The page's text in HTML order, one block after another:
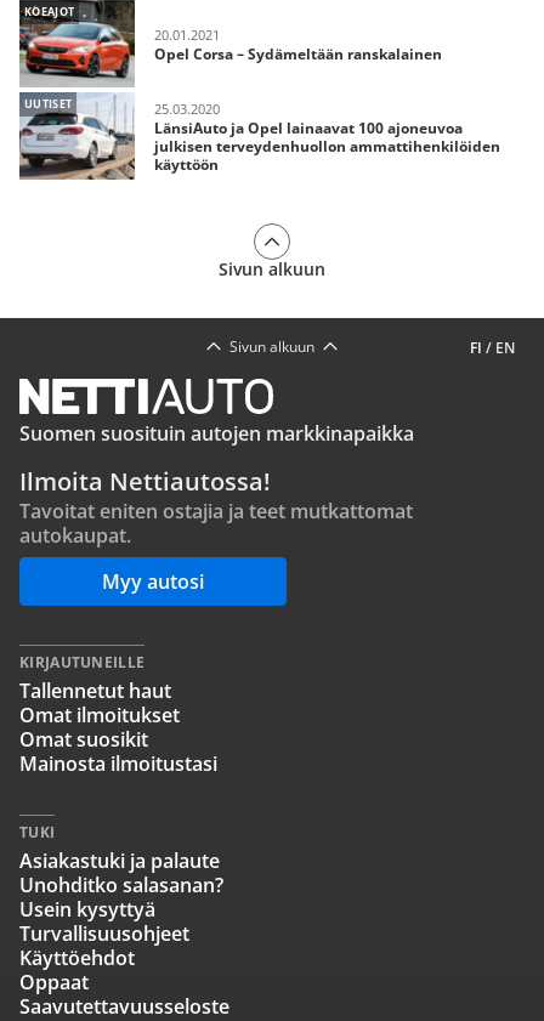
KOEAJOT
20.01.2021
Opel Corsa – Sydämeltään ranskalainen
UUTISET 25.03.2020
LänsiAuto ja Opel lainaavat 100 ajoneuvoa
julkisen terveydenhuollon ammattihenkilöiden
käyttöön
Sivun alkuun
FI / EN
Sivun alkuun
Suomen suosituin autojen markkinapaikka
Ilmoita Nettiautossa!
Tavoitat eniten ostajia ja teet mutkattomat
autokaupat.
Myy autosi
KIRJAUTUNEILLE
Tallennetut haut
Omat ilmoitukset
Omat suosikit
Mainosta ilmoitustasi
TUKI
Asiakastuki ja palaute
Unohditko salasanan?
Usein kysyttyä
Turvallisuusohjeet
Käyttöehdot
Oppaat
Saavutettavuusseloste